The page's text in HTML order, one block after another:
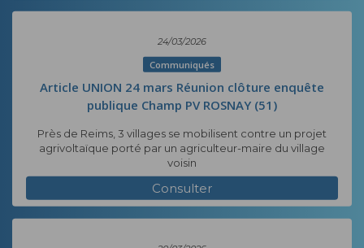
24/03/2026
Communiqués
Article UNION 24 mars Réunion clôture enquête
publique Champ PV ROSNAY (51)
Près de Reims, 3 villages se mobilisent contre un projet
agrivoltaïque porté par un agriculteur-maire du village
voisin
Consulter